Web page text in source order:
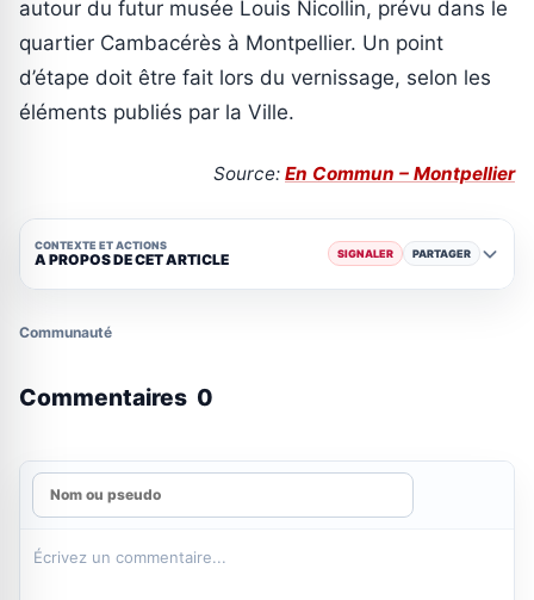
autour du futur musée Louis Nicollin, prévu dans le
quartier Cambacérès à Montpellier. Un point
d’étape doit être fait lors du vernissage, selon les
éléments publiés par la Ville.
Source: En Commun – Montpellier
CONTEXTE ET ACTIONS
A PROPOS DE CET ARTICLE SIGNALER PARTAGER
Communauté
Commentaires 0